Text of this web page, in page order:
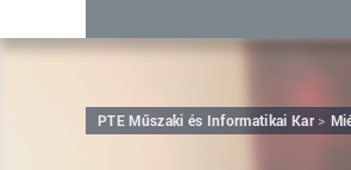
PTE Műszaki és Informatikai Kar